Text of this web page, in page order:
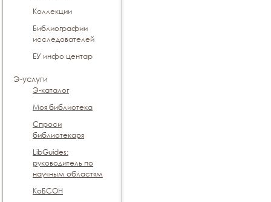
Коллекции
Библиографии
исследователей
ЕУ инфо центар
Э-услуги
Э-каталог
Моя библиотека
Спроси
библиотекаря
LibGuides:
руководитель по
научным областям
КоБСОН